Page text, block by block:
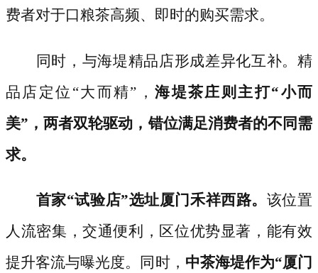
费者对于口粮茶高频、即时的购买需求。
同时，与海堤精品店形成差异化互补。精
品店定位 “大而精”，海堤茶庄则主打“小而
美”，两者双轮驱动，错位满足消费者的不同需
求。
首家“试验店”选址厦门禾祥西路。 该位置
人流密集，交通便利，区位优势显著，能有效
提升客流与曝光度。同时， 中茶海堤作为“厦门